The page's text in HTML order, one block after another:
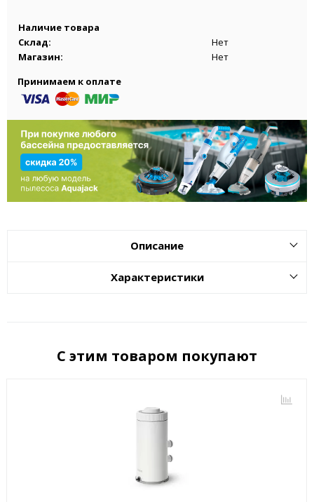
Наличие товара
Склад:
Нет
Магазин:
Нет
Принимаем к оплате
Описание
Характеристики
С этим товаром покупают